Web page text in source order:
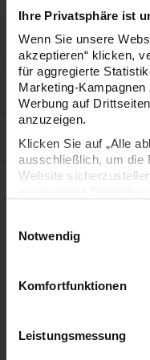
Ihre Privatsphäre ist
Wenn Sie unsere
akzeptieren“ klicken,
für aggregierte
Marketing-
Werbung auf
anzuzeigen.
Klicken Sie auf „Alle
ausschließlich, um die
Website
Ihre Einwilligung ist
Link „Cookie-
verwendeten
Daten finden Sie in
Notwendig
Komfortfunktionen
Leistungsmessung
Hilfe & Service
Rechtliches
Vertrag widerrufen